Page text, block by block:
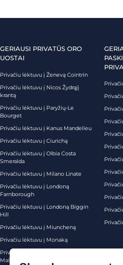
GERIAUSI PRIVATŪS ORO
UOSTAI
Privačiu lėktuvu į Ženevą Cointrin
Privačiu lėktuvu į Nicos Žydrąjį
krantą
Privačiu lėktuvu į Paryžių-Le
Bourget
Privačiu lėktuvu į Kanus Mandelieu
Privačiu lėktuvu į Ciurichą
Privačiu lėktuvu į Olbia Costa
Smeralda
Privačiu lėktuvu į Milano Linate
Privačiu lėktuvu į Londoną
Farnborough
Privačiu lėktuvu į Londoną Biggin
Hill
Privačiu lėktuvu į Miuncheną
Privačiu lėktuvu į Monaką
Privačiu lėktuvu į Palma de
Maljorką